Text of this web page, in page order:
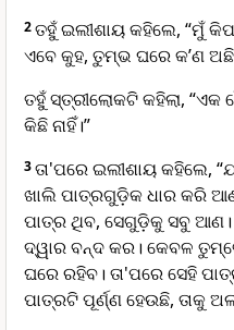
2ତହୁଁ ଇଲୀଶାୟ କହିଲେ, “ମୁଁ
ଏବେ କୁହ, ତୁମ୍ଭ ଘରେ କ’ଣ
ତହୁଁ ସ୍ତ୍ରୀଲୋକଟି କହିଲା,
କିଛି ନାହିଁ।”
3ତା'ପରେ ଇଲୀଶାୟ କହିଲେ,
ଖାଲି ପାତ୍ରଗୁଡ଼ିକ ଧାର କରି
ପାତ୍ର ଥିବ, ସେଗୁଡ଼ିକୁ ସବୁ ଆଣ।
ଦ୍ୱାର ବନ୍ଦ କର। କେବଳ
ଘରେ ରହିବ। ତା'ପରେ ସେହି
ପାତ୍ରଟି ପୂର୍ଣ୍ଣ ହେଉଛି, ତାକୁ